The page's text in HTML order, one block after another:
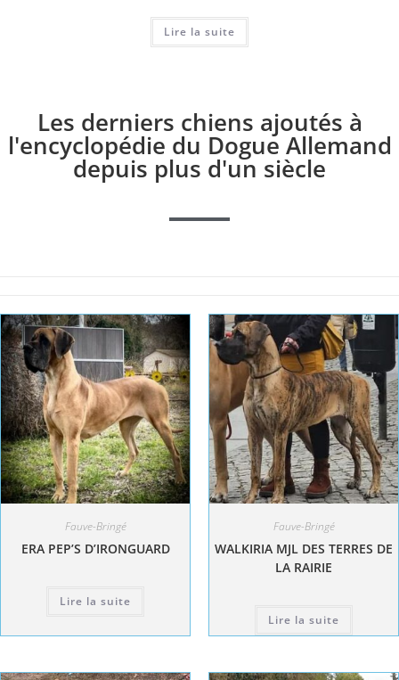
Lire la suite
Les derniers chiens ajoutés à
l'encyclopédie du Dogue Allemand
depuis plus d'un siècle
Fauve-Bringé
ERA PEP’S D’IRONGUARD
Lire la suite
Fauve-Bringé
WALKIRIA MJL DES TERRES DE
LA RAIRIE
Lire la suite